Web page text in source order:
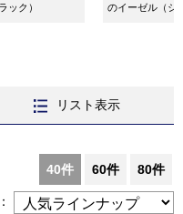
ック）
のイーゼル（シ
リスト表示
40件 60件 80件